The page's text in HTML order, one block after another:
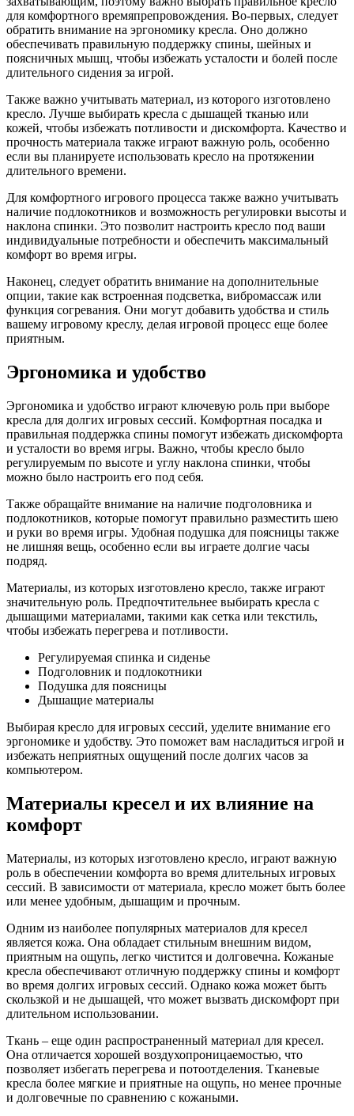
для комфортного времяпрепровождения. Во-первых, следует
обратить внимание на эргономику кресла. Оно должно
обеспечивать правильную поддержку спины, шейных и
поясничных мышц, чтобы избежать усталости и болей после
длительного сидения за игрой.
Также важно учитывать материал, из которого изготовлено
кресло. Лучше выбирать кресла с дышащей тканью или
кожей, чтобы избежать потливости и дискомфорта. Качество и
прочность материала также играют важную роль, особенно
если вы планируете использовать кресло на протяжении
длительного времени.
Для комфортного игрового процесса также важно учитывать
наличие подлокотников и возможность регулировки высоты и
наклона спинки. Это позволит настроить кресло под ваши
индивидуальные потребности и обеспечить максимальный
комфорт во время игры.
Наконец, следует обратить внимание на дополнительные
опции, такие как встроенная подсветка, вибромассаж или
функция согревания. Они могут добавить удобства и стиль
вашему игровому креслу, делая игровой процесс еще более
приятным.
Эргономика и удобство
Эргономика и удобство играют ключевую роль при выборе
кресла для долгих игровых сессий. Комфортная посадка и
правильная поддержка спины помогут избежать дискомфорта
и усталости во время игры. Важно, чтобы кресло было
регулируемым по высоте и углу наклона спинки, чтобы
можно было настроить его под себя.
Также обращайте внимание на наличие подголовника и
подлокотников, которые помогут правильно разместить шею
и руки во время игры. Удобная подушка для поясницы также
не лишняя вещь, особенно если вы играете долгие часы
подряд.
Материалы, из которых изготовлено кресло, также играют
значительную роль. Предпочтительнее выбирать кресла с
дышащими материалами, такими как сетка или текстиль,
чтобы избежать перегрева и потливости.
Регулируемая спинка и сиденье
Подголовник и подлокотники
Подушка для поясницы
Дышащие материалы
Выбирая кресло для игровых сессий, уделите внимание его
эргономике и удобству. Это поможет вам насладиться игрой и
избежать неприятных ощущений после долгих часов за
компьютером.
Материалы кресел и их влияние на
комфорт
Материалы, из которых изготовлено кресло, играют важную
роль в обеспечении комфорта во время длительных игровых
сессий. В зависимости от материала, кресло может быть более
или менее удобным, дышащим и прочным.
Одним из наиболее популярных материалов для кресел
является кожа. Она обладает стильным внешним видом,
приятным на ощупь, легко чистится и долговечна. Кожаные
кресла обеспечивают отличную поддержку спины и комфорт
во время долгих игровых сессий. Однако кожа может быть
скользкой и не дышащей, что может вызвать дискомфорт при
длительном использовании.
Ткань – еще один распространенный материал для кресел.
Она отличается хорошей воздухопроницаемостью, что
позволяет избегать перегрева и потоотделения. Тканевые
кресла более мягкие и приятные на ощупь, но менее прочные
и долговечные по сравнению с кожаными.